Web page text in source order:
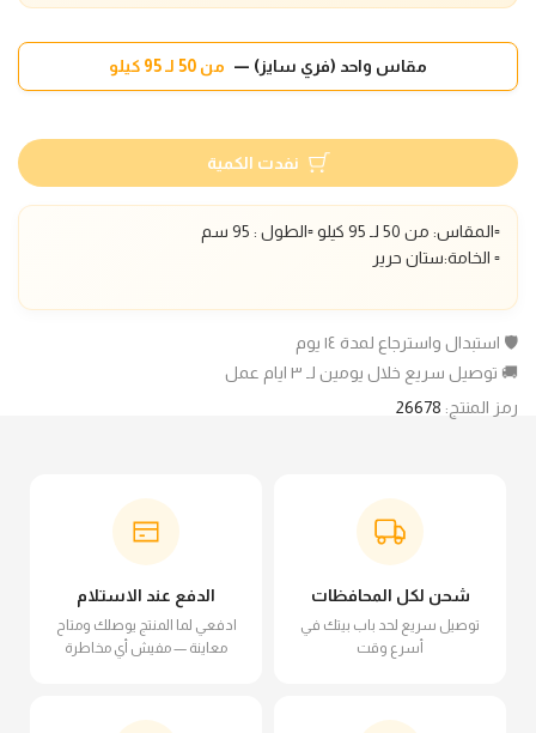
مقاس واحد (فري سايز) — من 50 لـ 95 كيلو
نفدت الكمية
▫️المقاس: من 50 لـ 95 كيلو ▫️الطول : 95 سم
▫️ الخامة:ستان حرير
🛡️ استبدال واسترجاع لمدة ١٤ يوم
🚚 توصيل سريع خلال يومين لـ ٣ ايام عمل
رمز المنتج: 26678
شحن لكل المحافظات
توصيل سريع لحد باب بيتك في
أسرع وقت
الدفع عند الاستلام
ادفعي لما المنتج يوصلك ومتاح
معاينة — مفيش أي مخاطرة